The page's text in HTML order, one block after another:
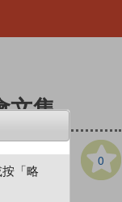
文集
0
「略